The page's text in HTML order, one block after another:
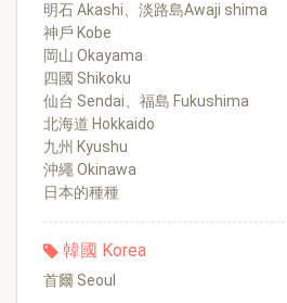
明石 Akashi、淡路島Awaji shima
神戶 Kobe
岡山 Okayama
四國 Shikoku
仙台 Sendai、福島 Fukushima
北海道 Hokkaido
九州 Kyushu
沖繩 Okinawa
日本的種種
韓國 Korea
首爾 Seoul